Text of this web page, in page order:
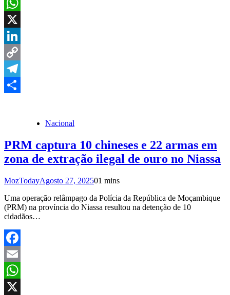
Email
WhatsApp
X
LinkedIn
Copy
Link
Telegram
Nacional
PRM captura 10 chineses e 22 armas em
zona de extração ilegal de ouro no Niassa
MozTodayAgosto 27, 202501 mins
Uma operação relâmpago da Polícia da República de Moçambique
(PRM) na província do Niassa resultou na detenção de 10
cidadãos…
Facebook
Email
WhatsApp